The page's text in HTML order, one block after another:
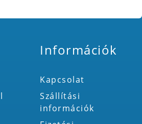
Információk
Kapcsolat
Szállítási
információk